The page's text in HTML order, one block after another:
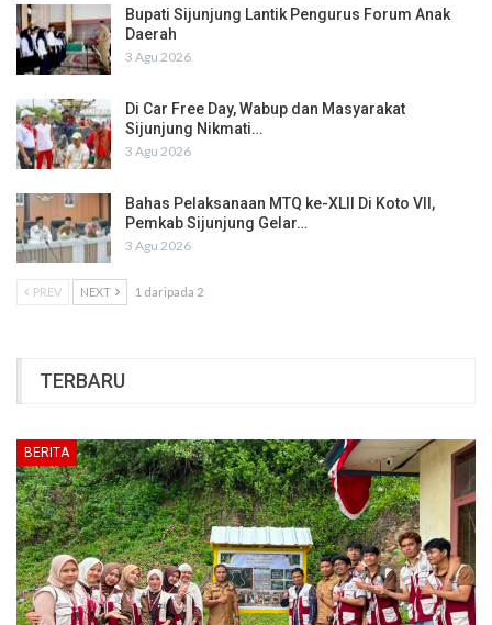
Bupati Sijunjung Lantik Pengurus Forum Anak
Daerah
3 Agu 2026
Di Car Free Day, Wabup dan Masyarakat
Sijunjung Nikmati…
3 Agu 2026
Bahas Pelaksanaan MTQ ke-XLII Di Koto VII,
Pemkab Sijunjung Gelar…
3 Agu 2026
PREV NEXT 1 daripada 2
TERBARU
BERITA